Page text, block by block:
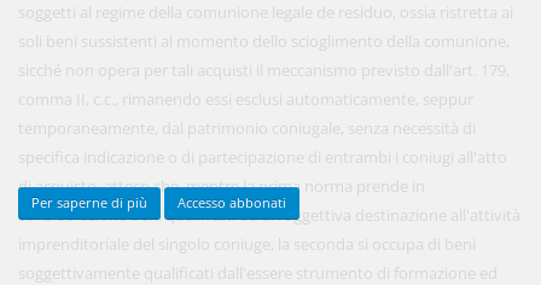
soggetti al regime della comunione legale de residuo, ossia ristretta ai
soli beni sussistenti al momento dello scioglimento della comunione,
sicché non opera per tali acquisti il meccanismo previsto dall'art. 179,
comma II, c.c., rimanendo essi esclusi automaticamente, seppur
temporaneamente, dal patrimonio coniugale, senza necessità di
specifica indicazione o di partecipazione di entrambi i coniugi all'atto
di acquisto, atteso che, mentre la prima norma prende in
considerazione beni qualificati da un'oggettiva destinazione all'attività
imprenditoriale del singolo coniuge, la seconda si occupa di beni
soggettivamente qualificati dall'essere strumento di formazione ed
Acquista ora
Per saperne di più Accesso abbonati